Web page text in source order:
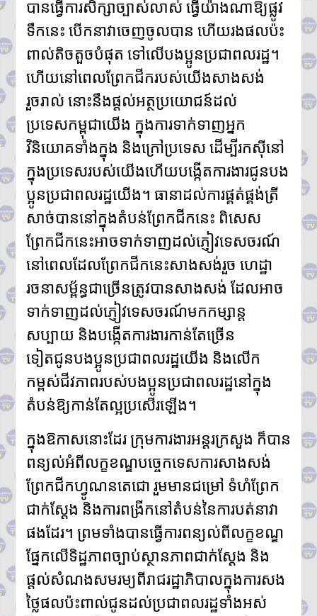
បានធ្វើការសិក្សាច្បាស់លាស់ ធ្វើយ៉ាងណាឱ្យផ្លូវ
ទឹកនេះ បើកនាវាចេញចូលបាន ហើយរងផលប៉ះ
ពាល់តិចតួចបំផុត ទៅលើបងប្អូនប្រជាពលរដ្ឋ។
ហើយនៅពេលព្រែកជីករបស់យើងសាងសង់
រួចរាល់ នោះនឹងផ្ដល់អត្ថប្រយោជន៍ដល់
ប្រទេសកម្ពុជាយើង ក្នុងការទាក់ទាញអ្នក
វិនិយោគទាំងក្នុង និងក្រៅប្រទេស ដើម្បីរកស៊ីនៅ
ក្នុងប្រទេសរបស់យើងហើយបង្កើតការងារជូនបង
ប្អូនប្រជាពលរដ្ឋយើង។ ធានាដល់ការផ្គត់ផ្គង់ត្រី
សាច់បាននៅក្នុងតំបន់ព្រែកជីកនេះ ពិសេស
ព្រែកជីកនេះអាចទាក់ទាញដល់ភ្ញៀវទេសចរណ៍
នៅពេលដែលព្រែកជីកនេះសាងសង់រួច ហេដ្ឋា
រចនាសម្ព័ន្ធជាច្រើនត្រូវបានសាងសង់ ដែលអាច
ទាក់ទាញដល់ភ្ញៀវទេសចរណ៍មកកម្សាន្ត
សប្បាយ និងបង្កើតការងារកាន់តែច្រើន
ទៀតជូនបងប្អូនប្រជាពលរដ្ឋយើង និងលើក
កម្ពស់ជីវភាពរបស់បងប្អូនប្រជាពលរដ្ឋនៅក្នុង
តំបន់ឱ្យកាន់តែល្អប្រសើរឡើង។
ក្នុងឱកាសនោះដែរ ក្រុមការងារអន្តរក្រសួង ក៏បាន
ពន្យល់អំពីលក្ខខណ្ឌបច្ចេកទេសការសាងសង់
ព្រែកជីកហ្វូណនតេជោ រួមមានជម្រៅ ទំហំព្រែក
ជាក់ស្ដែង និងការពង្រីកនៅតំបន់នៃការបត់នាវា
ផងដែរ។ ព្រមទាំងបានធ្វើការពន្យល់ពីលក្ខខណ្ឌ
ផ្នែកលើទិដ្ឋភាពច្បាប់ស្ថានភាពជាក់ស្តែង និង
ផ្តល់សំណងសមរម្យពីរាជរដ្ឋាភិបាលក្នុងការសង
ថ្លៃផលប៉ះពាល់ជូនដល់ប្រជាពលរដ្ឋទាំងអស់